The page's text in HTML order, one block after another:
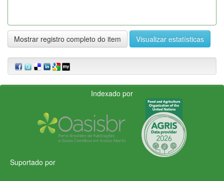
Mostrar registro completo do item Visualizar estatísticas
Indexado por
Suportado por